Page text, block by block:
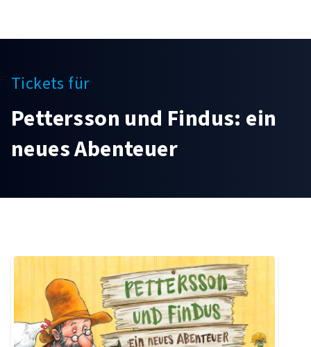
Tickets für
Pettersson und Findus: ein
neues Abenteuer